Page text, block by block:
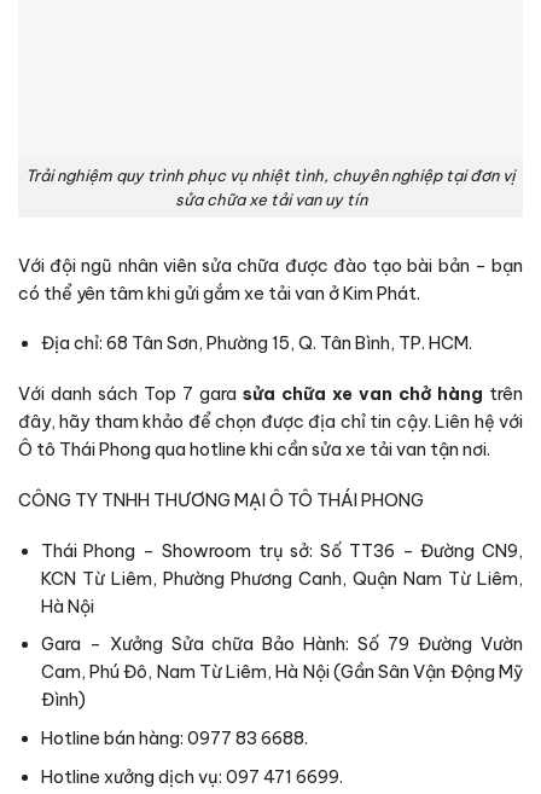
Trải nghiệm quy trình phục vụ nhiệt tình, chuyên nghiệp tại đơn vị
sửa chữa xe tải van uy tín
Với đội ngũ nhân viên sửa chữa được đào tạo bài bản – bạn
có thể yên tâm khi gửi gắm xe tải van ở Kim Phát.
Địa chỉ: 68 Tân Sơn, Phường 15, Q. Tân Bình, TP. HCM.
Với danh sách Top 7 gara sửa chữa xe van chở hàng trên
đây, hãy tham khảo để chọn được địa chỉ tin cậy. Liên hệ với
Ô tô Thái Phong qua hotline khi cần sửa xe tải van tận nơi.
CÔNG TY TNHH THƯƠNG MẠI Ô TÔ THÁI PHONG
Thái Phong – Showroom trụ sở: Số TT36 – Đường CN9,
KCN Từ Liêm, Phường Phương Canh, Quận Nam Từ Liêm,
Hà Nội
Gara – Xưởng Sửa chữa Bảo Hành: Số 79 Đường Vườn
Cam, Phú Đô, Nam Từ Liêm, Hà Nội (Gần Sân Vận Động Mỹ
Đình)
Hotline bán hàng: 0977 83 6688.
Hotline xưởng dịch vụ: 097 471 6699.